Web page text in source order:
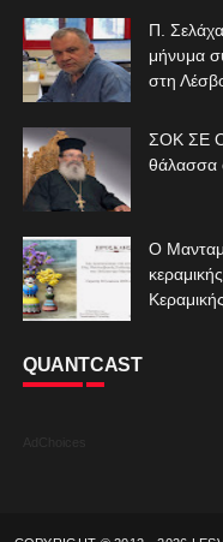
Π.
μήνυμα
στη
ΣΟΚ ΣΕ
θάλασσα
Ο
Κεραμικής
QUANTCAST